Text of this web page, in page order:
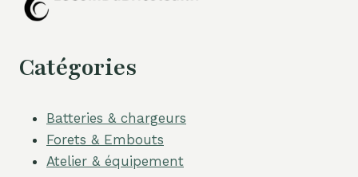
Catégories
Batteries & chargeurs
Forets & Embouts
Atelier & équipement